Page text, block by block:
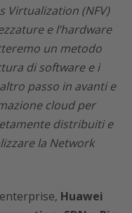
Virtualization (NFV)
e l’hardware
un metodo
di software e i
passo in avanti e
cloud per
distribuiti e
la Network
Huawei